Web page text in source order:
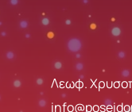
Λεωφ.